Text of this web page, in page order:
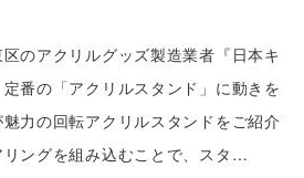
のアクリルグッズ製造業者『日本キ
番の「アクリルスタンド」に動きを
力の回転アクリルスタンドをご紹介
リングを組み込むことで、スタ…